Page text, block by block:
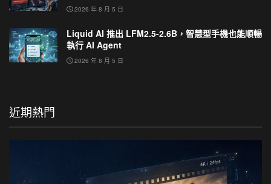
2026 年 8 月 5 日
Liquid AI 推出 LFM2.5-2.6B，智慧型手機也能順暢
執行 AI Agent
2026 年 8 月 5 日
近期熱門